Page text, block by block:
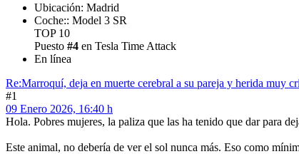
Ubicación: Madrid
Coche:: Model 3 SR
TOP 10
Puesto #4 en Tesla Time Attack
En línea
Re:Marroquí, deja en muerte cerebral a su pareja y herida muy
#1
09 Enero 2026, 16:40 h
Hola. Pobres mujeres, la paliza que las ha tenido que dar para
Este animal, no debería de ver el sol nunca más. Eso como